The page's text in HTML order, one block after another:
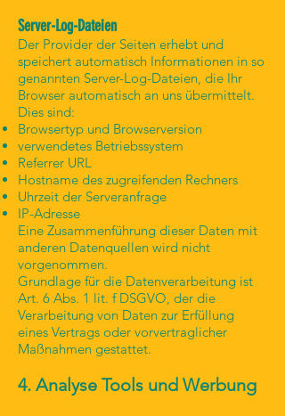
Server-Log-Dateien
Der Provider der Seiten erhebt und
speichert automatisch Informationen in so
genannten Server-Log-Dateien, die Ihr
Browser automatisch an uns übermittelt.
Dies sind:
Browsertyp und Browserversion
verwendetes Betriebssystem
Referrer URL
Hostname des zugreifenden Rechners
Uhrzeit der Serveranfrage
IP-Adresse
Eine Zusammenführung dieser Daten mit
anderen Datenquellen wird nicht
vorgenommen.
Grundlage für die Datenverarbeitung ist
Art. 6 Abs. 1 lit. f DSGVO, der die
Verarbeitung von Daten zur Erfüllung
eines Vertrags oder vorvertraglicher
Maßnahmen gestattet.
4. Analyse Tools und Werbung